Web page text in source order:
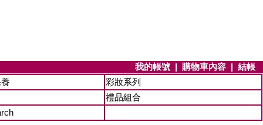
我的帳號 | 購物車內容 | 結帳
彩妝系列
禮品組合